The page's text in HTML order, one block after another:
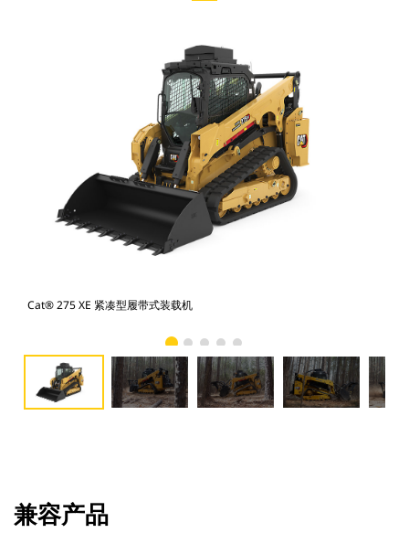
Cat® 275 XE 紧凑型履带式装载机
兼容产品